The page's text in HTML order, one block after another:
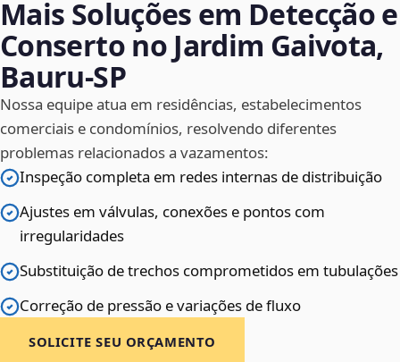
Mais Soluções em Detecção e
Conserto no Jardim Gaivota,
Bauru‑SP
Nossa equipe atua em residências, estabelecimentos
comerciais e condomínios, resolvendo diferentes
problemas relacionados a vazamentos:
Inspeção completa em redes internas de distribuição
Ajustes em válvulas, conexões e pontos com
irregularidades
Substituição de trechos comprometidos em tubulações
Correção de pressão e variações de fluxo
SOLICITE SEU ORÇAMENTO